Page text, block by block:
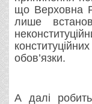
що Верховна
лише
обов’язки.
А далі